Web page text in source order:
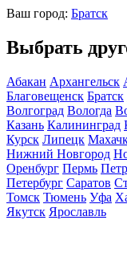
Ваш город: Братск
Выбрать
Абакан Архангельск
Благовещенск Братск
Волгоград Вологда
Казань Калининград
Курск Липецк
Нижний Новгород
Оренбург Пермь
Петербург Саратов
Томск Тюмень Уфа
Якутск Ярославль